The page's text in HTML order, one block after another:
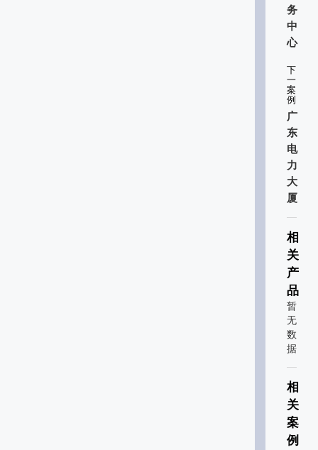
务
中
心
下
一
案
例
广
东
电
力
大
厦
相
关
产
品
暂
无
数
据
相
关
案
例